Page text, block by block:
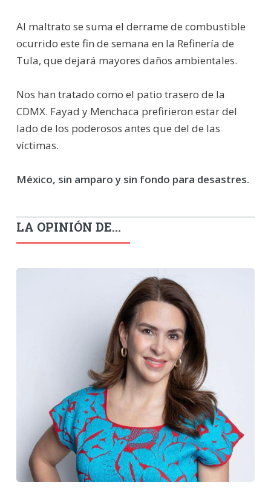
Al maltrato se suma el derrame de combustible
ocurrido este fin de semana en la Refinería de
Tula, que dejará mayores daños ambientales.
Nos han tratado como el patio trasero de la
CDMX. Fayad y Menchaca prefirieron estar del
lado de los poderosos antes que del de las
víctimas.
México, sin amparo y sin fondo para desastres.
LA OPINIÓN DE...